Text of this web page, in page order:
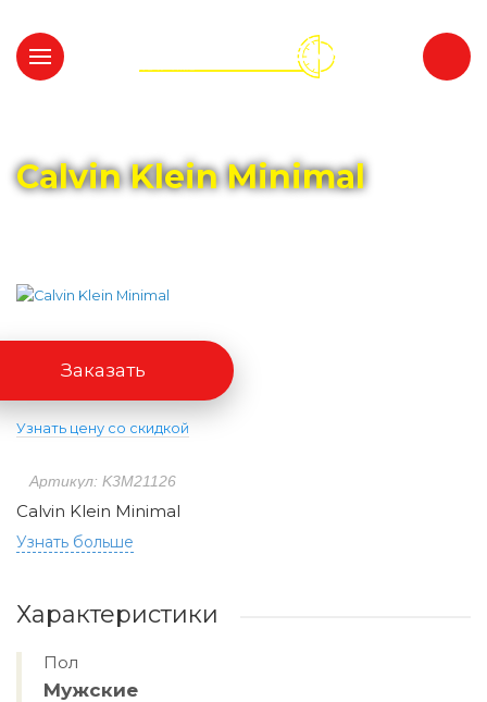
Calvin Klein Minimal
Артикул: K3M21126
Calvin Klein Minimal
Узнать больше
Заказать
Узнать цену со скидкой
Характеристики
Пол
Мужские